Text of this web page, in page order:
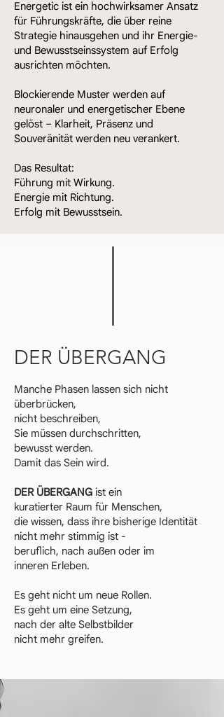
Energetic ist ein hochwirksamer Ansatz
für Führungskräfte, die über reine
Strategie hinausgehen und ihr Energie-
und Bewusstseinssystem auf Erfolg
ausrichten möchten.
Blockierende Muster werden auf
neuronaler und energetischer Ebene
gelöst – Klarheit, Präsenz und
Souveränität werden neu verankert.
Das Resultat:
Führung mit Wirkung.
Energie mit Richtung.
Erfolg mit Bewusstsein.
DER ÜBERGANG
Manche Phasen lassen sich nicht
überbrücken,
nicht beschreiben,
Sie müssen durchschritten,
bewusst werden.
Damit das Sein wird.
DER ÜBERGANG ist ein
kuratierter Raum für Menschen,
die wissen, dass ihre bisherige Identität
nicht mehr stimmig ist -
beruflich, nach außen oder im
inneren Erleben.
Es geht nicht um neue Rollen.
Es geht um eine Setzung,
nach der alte Selbstbilder
nicht mehr greifen.